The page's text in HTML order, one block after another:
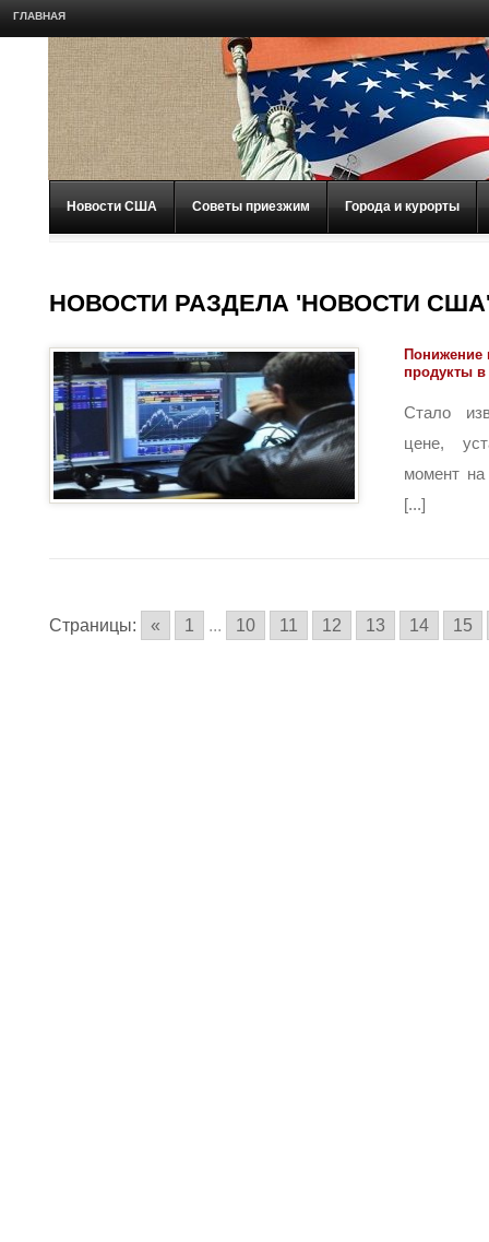
ГЛАВНАЯ
Новости США Советы приезжим Города и курорты
НОВОСТИ РАЗДЕЛА 'НОВОСТИ
продукты
Стало
цене,
момент
[...]
Страницы: « 1 ... 10 11 12 13 14 15